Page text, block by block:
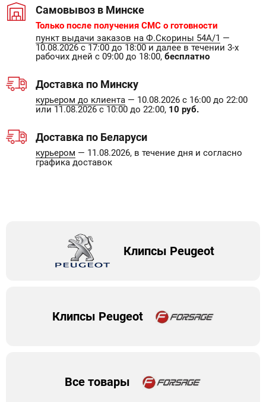
Самовывоз в Минске
Только после получения СМС о готовности
пункт выдачи заказов на Ф.Скорины 54А/1 —
10.08.2026 с 17:00 до 18:00 и далее в течении 3-х
рабочих дней с 09:00 до 18:00, бесплатно
Доставка по Минску
курьером до клиента — 10.08.2026 с 16:00 до 22:00
или 11.08.2026 с 10:00 до 22:00, 10 руб.
Доставка по Беларуси
курьером — 11.08.2026, в течение дня и согласно
графика доставок
Клипсы Peugeot
Клипсы Peugeot
Все товары